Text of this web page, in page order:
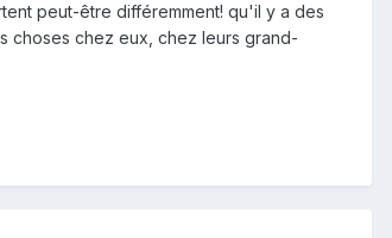
peut-être différemment! qu'il y a des
choses chez eux, chez leurs grand-